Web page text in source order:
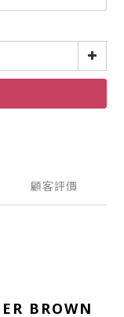
顧客評價
BROWN